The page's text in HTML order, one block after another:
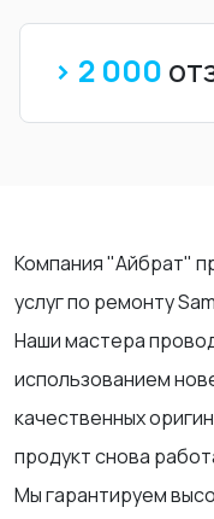
> 2 000
Компания "Айбрат"
услуг по ремонту
Наши мастера
использованием
качественных
продукт снова
Мы гарантируем